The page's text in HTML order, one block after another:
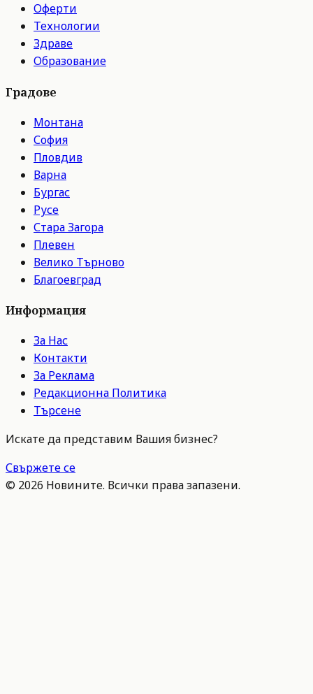
Оферти
Технологии
Здраве
Образование
Градове
Монтана
София
Пловдив
Варна
Бургас
Русе
Стара Загора
Плевен
Велико Търново
Благоевград
Информация
За Нас
Контакти
За Реклама
Редакционна Политика
Търсене
Искате да представим Вашия бизнес?
Свържете се
© 2026 Новините. Всички права запазени.